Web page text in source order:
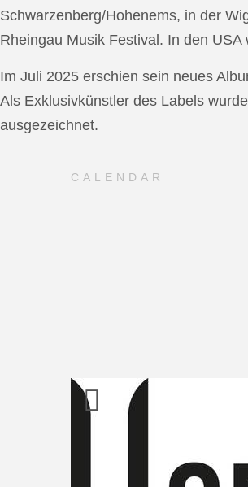
Schwarzenberg/Hohenems, in der
Rheingau Musik Festival. In den
Im Juli 2025 erschien sein neues
Als Exklusivkünstler des Labels
ausgezeichnet.
CALENDAR